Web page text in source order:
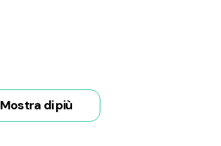
Mostra di più